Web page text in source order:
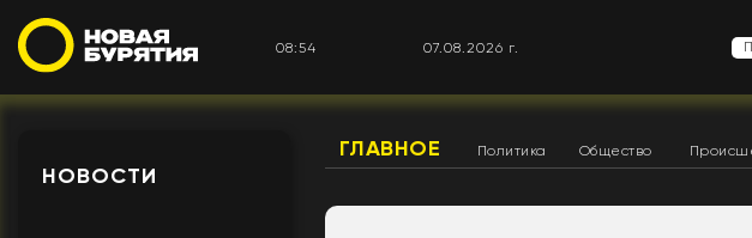
08:54 07.08.2026 г.
НОВОСТИ
ГЛАВНОЕ Политика Общество